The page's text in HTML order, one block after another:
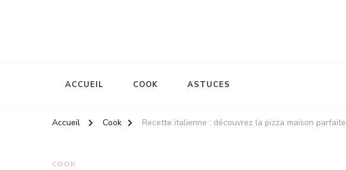
ACCUEIL COOK ASTUCES
Accueil Cook Recette italienne : découvrez la pizza maison parfaite
COOK